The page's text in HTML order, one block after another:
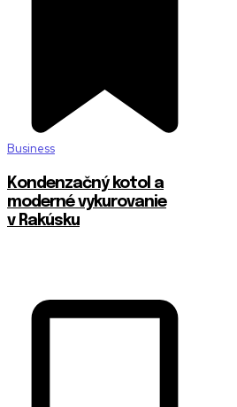
Business
Kondenzačný kotol a
moderné vykurovanie
v Rakúsku